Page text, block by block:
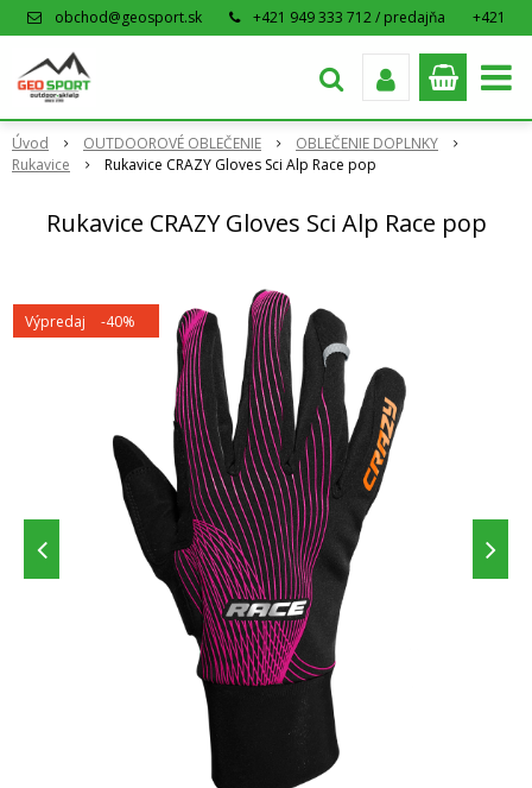
obchod@geosport.sk +421 949 333 712 / predajňa
+421
Úvod OUTDOOROVÉ OBLEČENIE
OBLEČENIE DOPLNKY
Rukavice
Rukavice CRAZY Gloves Sci Alp Race pop
Rukavice CRAZY Gloves Sci Alp Race pop
Výpredaj -40%